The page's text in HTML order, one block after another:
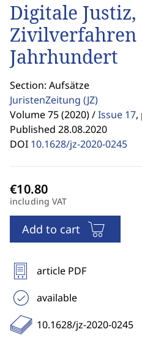
Digitale Justiz,
Zivilverfahren
Jahrhundert
Section: Aufsätze
JuristenZeitung (JZ)
Volume 75 (2020) /Issue 17,
Published 28.08.2020
DOI 10.1628/jz-2020-0245
including VAT
Add to cart
article PDF
available
10.1628/jz-2020-0245